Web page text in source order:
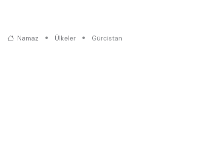
Namaz Ülkeler Gürcistan